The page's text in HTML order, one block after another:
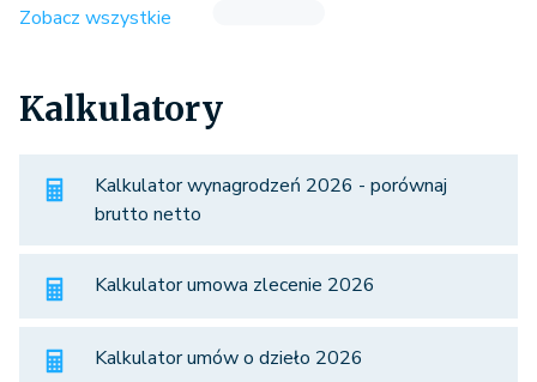
Zobacz wszystkie
Kalkulatory
Kalkulator wynagrodzeń 2026 - porównaj
brutto netto
Kalkulator umowa zlecenie 2026
Kalkulator umów o dzieło 2026